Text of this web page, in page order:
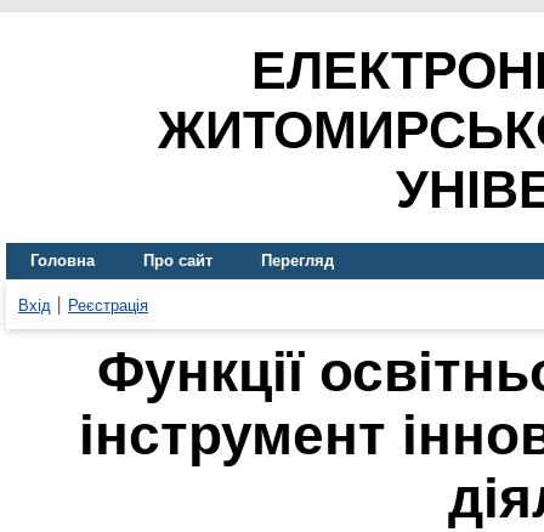
Головна Про сайт Перегляд
Вхід Реєстрація
Функції
інструмент